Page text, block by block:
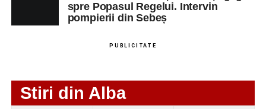
Ultimele știri din Sebeș
spre Popasul Regelui. Intervin
pompierii din Sebeș
PUBLICITATE
Stiri din Alba